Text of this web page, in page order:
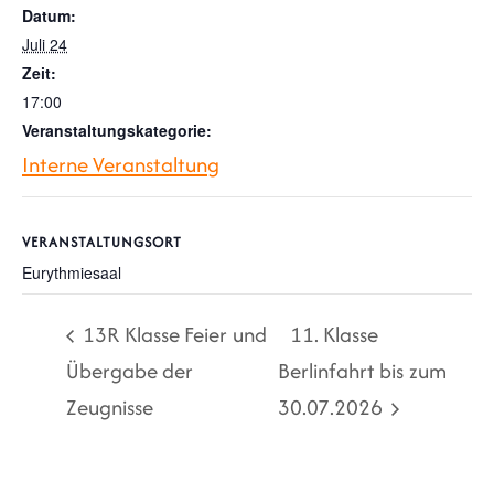
Datum:
Juli 24
Zeit:
17:00
Veranstaltungskategorie:
Interne Veranstaltung
VERANSTALTUNGSORT
Eurythmiesaal
13R Klasse Feier und
Übergabe der
Zeugnisse
11. Klasse
Berlinfahrt bis zum
30.07.2026